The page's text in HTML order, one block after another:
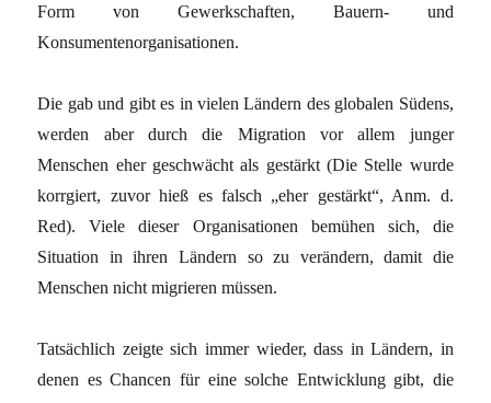
Form von Gewerkschaften, Bauern- und
Konsumentenorganisationen.
Die gab und gibt es in vielen Ländern des globalen Südens,
werden aber durch die Migration vor allem junger
Menschen eher geschwächt als gestärkt (Die Stelle wurde
korrgiert, zuvor hieß es falsch „eher gestärkt“, Anm. d.
Red). Viele dieser Organisationen bemühen sich, die
Situation in ihren Ländern so zu verändern, damit die
Menschen nicht migrieren müssen.
Tatsächlich zeigte sich immer wieder, dass in Ländern, in
denen es Chancen für eine solche Entwicklung gibt, die